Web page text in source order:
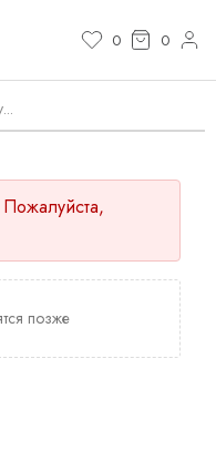
0 0
Пожалуйста,
позже